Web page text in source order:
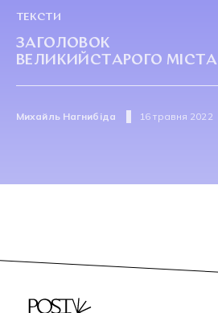
ТЕКСТИ
ЗАГОЛОВОК
ВЕЛИКИЙСТАРОГО МІСТА
Михайль Нагнибіда 16 травня 2022